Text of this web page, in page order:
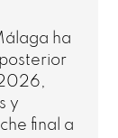
ha
y
final a